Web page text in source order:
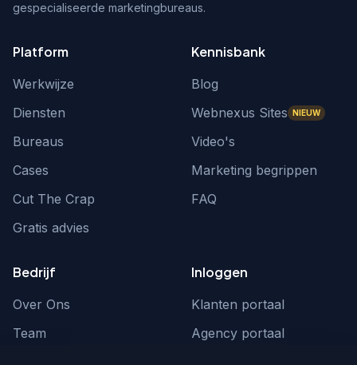
gespecialiseerde marketingbureaus.
Platform
Werkwijze
Diensten
Bureaus
Cases
Cut The Crap
Gratis advies
Kennisbank
Blog
Webnexus Sites NIEUW
Video's
Marketing begrippen
FAQ
Bedrijf
Over Ons
Team
Inloggen
Klanten portaal
Agency portaal